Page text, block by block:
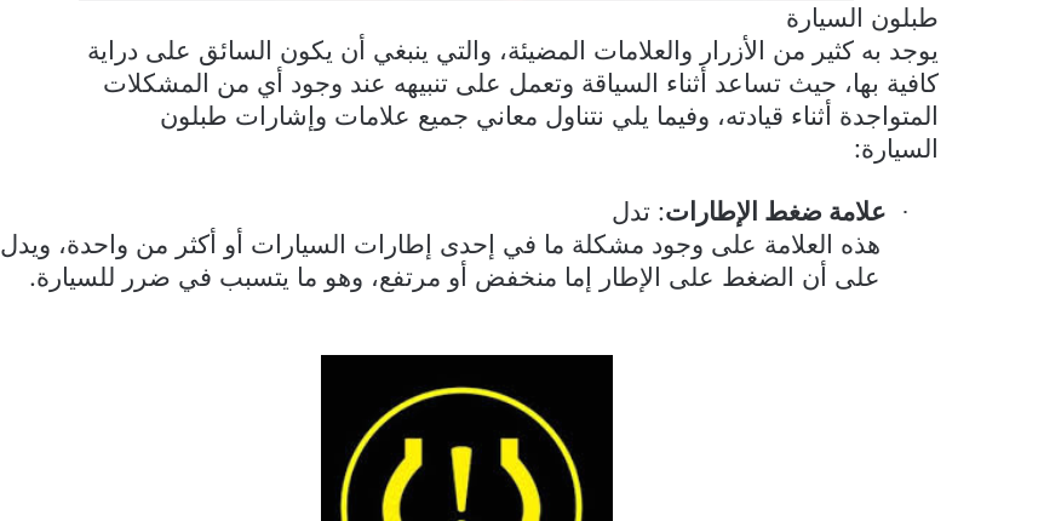
طبلون السيارة
يوجد به كثير من الأزرار والعلامات المضيئة، والتي ينبغي أن يكون السائق على دراية
كافية بها، حيث تساعد أثناء السياقة وتعمل على تنبيهه عند وجود أي من المشكلات
المتواجدة أثناء قيادته، وفيما يلي نتناول معاني جميع علامات وإشارات طبلون
السيارة:
· علامة ضغط الإطارات: تدل
هذه العلامة على وجود مشكلة ما في إحدى إطارات السيارات أو أكثر من واحدة، ويدل
على أن الضغط على الإطار إما منخفض أو مرتفع، وهو ما يتسبب في ضرر للسيارة.